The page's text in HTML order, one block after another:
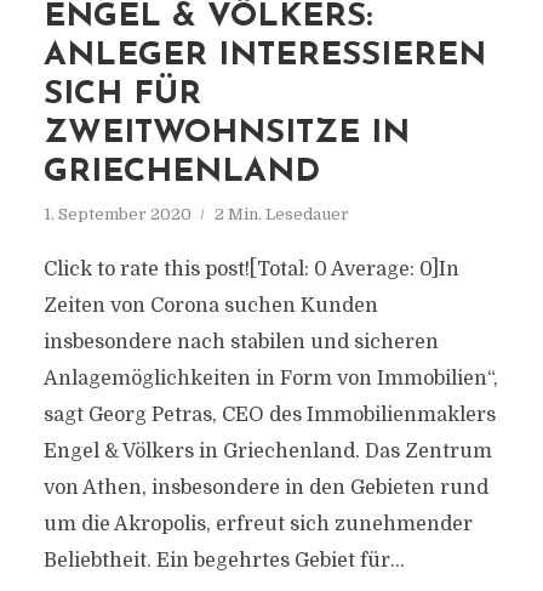
ENGEL & VÖLKERS:
ANLEGER INTERESSIEREN
SICH FÜR
ZWEITWOHNSITZE IN
GRIECHENLAND
1. September 2020 2 Min. Lesedauer
Click to rate this post![Total: 0 Average: 0]In
Zeiten von Corona suchen Kunden
insbesondere nach stabilen und sicheren
Anlagemöglichkeiten in Form von Immobilien“,
sagt Georg Petras, CEO des Immobilienmaklers
Engel & Völkers in Griechenland. Das Zentrum
von Athen, insbesondere in den Gebieten rund
um die Akropolis, erfreut sich zunehmender
Beliebtheit. Ein begehrtes Gebiet für...